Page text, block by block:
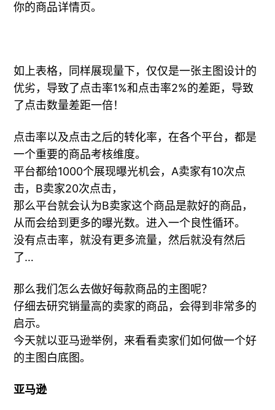
你的商品详情页。
如上表格，同样展现量下，仅仅是一张主图设计的
优劣，导致了点击率1%和点击率2%的差距，导致
了点击数量差距一倍！
点击率以及点击之后的转化率，在各个平台，都是
一个重要的商品考核维度。
平台都给1000个展现曝光机会，A卖家有10次点
击，B卖家20次点击，
那么平台就会认为B卖家这个商品是款好的商品，
从而会给到更多的曝光数。进入一个良性循环。
没有点击率，就没有更多流量，然后就没有然后
了…
那么我们怎么去做好每款商品的主图呢？
仔细去研究销量高的卖家的商品，会得到非常多的
启示。
今天就以亚马逊举例，来看看卖家们如何做一个好
的主图白底图。
亚马逊